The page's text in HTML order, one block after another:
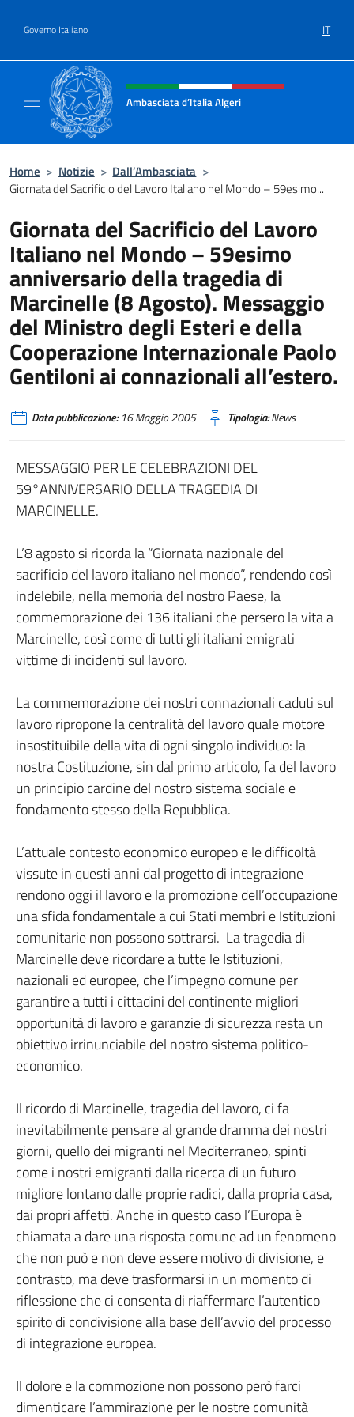
Governo Italiano IT
Intestazione sito, social e menù
Ambasciata d’Italia Algeri
Home > Notizie > Dall’Ambasciata >
Giornata del Sacrificio del Lavoro Italiano nel Mondo – 59esimo...
Giornata del Sacrificio del Lavoro
Italiano nel Mondo – 59esimo
anniversario della tragedia di
Marcinelle (8 Agosto). Messaggio
del Ministro degli Esteri e della
Cooperazione Internazionale Paolo
Gentiloni ai connazionali all’estero.
Data pubblicazione:16 Maggio 2005 Tipologia:News
MESSAGGIO PER LE CELEBRAZIONI DEL
59°ANNIVERSARIO DELLA TRAGEDIA DI
MARCINELLE.
L’8 agosto si ricorda la “Giornata nazionale del
sacrificio del lavoro italiano nel mondo”, rendendo così
indelebile, nella memoria del nostro Paese, la
commemorazione dei 136 italiani che persero la vita a
Marcinelle, così come di tutti gli italiani emigrati
vittime di incidenti sul lavoro.
La commemorazione dei nostri connazionali caduti sul
lavoro ripropone la centralità del lavoro quale motore
insostituibile della vita di ogni singolo individuo: la
nostra Costituzione, sin dal primo articolo, fa del lavoro
un principio cardine del nostro sistema sociale e
fondamento stesso della Repubblica.
L’attuale contesto economico europeo e le difficoltà
vissute in questi anni dal progetto di integrazione
rendono oggi il lavoro e la promozione dell’occupazione
una sfida fondamentale a cui Stati membri e Istituzioni
comunitarie non possono sottrarsi. La tragedia di
Marcinelle deve ricordare a tutte le Istituzioni,
nazionali ed europee, che l’impegno comune per
garantire a tutti i cittadini del continente migliori
opportunità di lavoro e garanzie di sicurezza resta un
obiettivo irrinunciabile del nostro sistema politico-
economico.
Il ricordo di Marcinelle, tragedia del lavoro, ci fa
inevitabilmente pensare al grande dramma dei nostri
giorni, quello dei migranti nel Mediterraneo, spinti
come i nostri emigranti dalla ricerca di un futuro
migliore lontano dalle proprie radici, dalla propria casa,
dai propri affetti. Anche in questo caso l’Europa è
chiamata a dare una risposta comune ad un fenomeno
che non può e non deve essere motivo di divisione, e
contrasto, ma deve trasformarsi in un momento di
riflessione che ci consenta di riaffermare l’autentico
spirito di condivisione alla base dell’avvio del processo
di integrazione europea.
Il dolore e la commozione non possono però farci
dimenticare l’ammirazione per le nostre comunità